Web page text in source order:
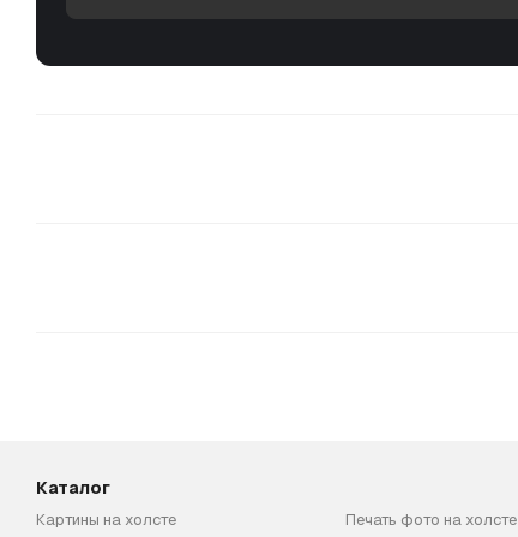
Каталог
Картины на холсте Печать фото на холсте